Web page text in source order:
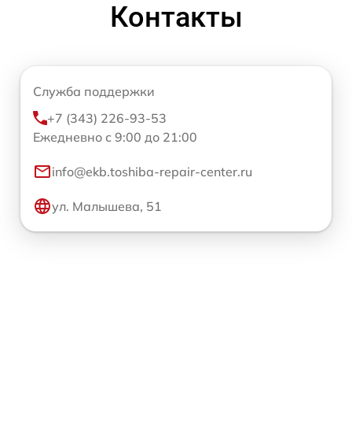
Контакты
Служба поддержки
+7 (343) 226-93-53
Ежедневно с 9:00 до 21:00
info@ekb.toshiba-repair-center.ru
ул. Малышева, 51